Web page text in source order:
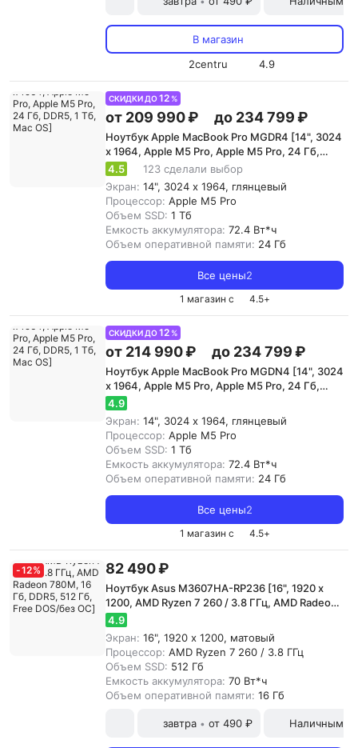
В магазин
2centru
4.9
СКИДКИ ДО12 %
от 209 990 ₽ до 234 799 ₽
Ноутбук Apple MacBook Pro MGDR4 [14", 3024
x 1964, Apple M5 Pro, Apple M5 Pro, 24 Гб,
DDR5, 1 Тб, Mac OS]
4.5
123 сделали выбор
Экран: 14", 3024 x 1964, глянцевый
Процессор: Apple M5 Pro
Объем SSD: 1 Тб
Емкость аккумулятора: 72.4 Вт*ч
Объем оперативной памяти: 24 Гб
Все цены2
1 магазин с 4.5+
СКИДКИ ДО12 %
от 214 990 ₽ до 234 799 ₽
Ноутбук Apple MacBook Pro MGDN4 [14", 3024
x 1964, Apple M5 Pro, Apple M5 Pro, 24 Гб,
DDR5, 1 Тб, Mac OS]
4.9
Экран: 14", 3024 x 1964, глянцевый
Процессор: Apple M5 Pro
Объем SSD: 1 Тб
Емкость аккумулятора: 72.4 Вт*ч
Объем оперативной памяти: 24 Гб
Все цены2
1 магазин с 4.5+
-12% 82 490 ₽
Ноутбук Asus M3607HA-RP236 [16", 1920 x
1200, AMD Ryzen 7 260 / 3.8 ГГц, AMD Radeon
780M, 16 Гб, DDR5, 512 Гб, Free DOS/без ОС]
4.9
Экран: 16", 1920 x 1200, матовый
Процессор: AMD Ryzen 7 260 / 3.8 ГГц
Объем SSD: 512 Гб
Емкость аккумулятора: 70 Вт*ч
Объем оперативной памяти: 16 Гб
завтра • от 490 ₽ Наличными